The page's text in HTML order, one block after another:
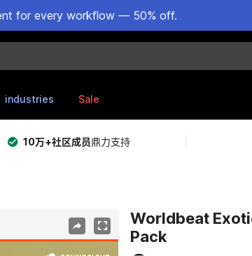
for every workflow — 50% off.
industries Sale
10万+社区成员鼎力支持
Worldbeat
Pack